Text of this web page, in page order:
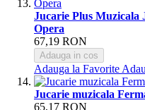
Jucarie Plus Muzicala
Opera
67,19 RON
Adauga in cos
Adauga la Favorite
Jucarie muzicala
65,17 RON